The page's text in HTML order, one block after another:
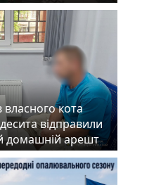
власного кота
відправили
домашній арешт